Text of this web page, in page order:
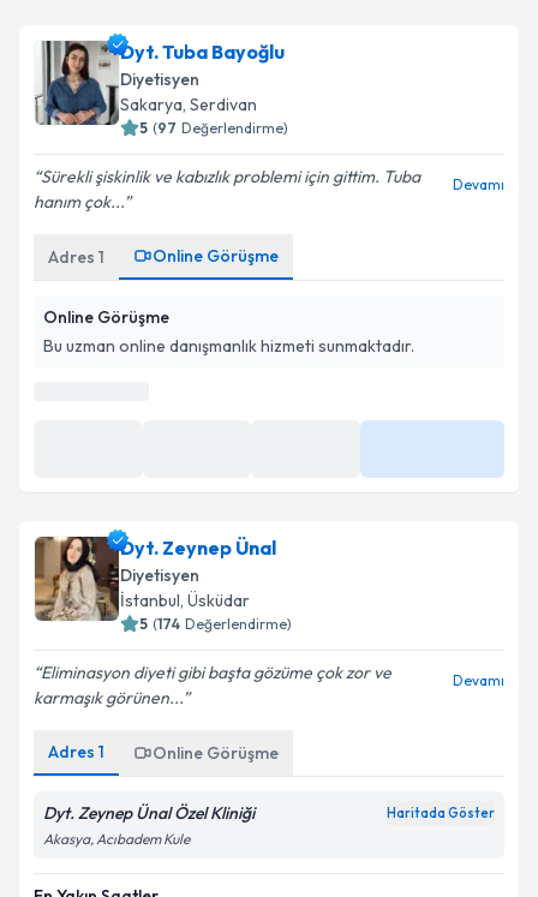
hazırlandığında e-posta ile bilgilendireceğiz.
E-posta Adresiniz
kapsamda işlenmesini kabul ediyorum.
Takvim Talebini Gönder
Dyt. Tuba Bayoğlu
Diyetisyen
Sakarya, Serdivan
5 (97 Değerlendirme)
Sürekli şiskinlik ve kabızlık problemi için gittim. Tuba
hanım çok...
Devamı
Adres 1 Online Görüşme
Online Görüşme
Bu uzman online danışmanlık hizmeti sunmaktadır.
Dyt. Zeynep Ünal
Diyetisyen
İstanbul,Üsküdar
( Değerlendirme)
Eliminasyon diyeti gibi başta gözüme çok zor ve
karmaşık görünen...
Adres 1 Online Görüşme
Dyt. Zeynep Ünal Özel Kliniği
Akasya, Acıbadem Kule